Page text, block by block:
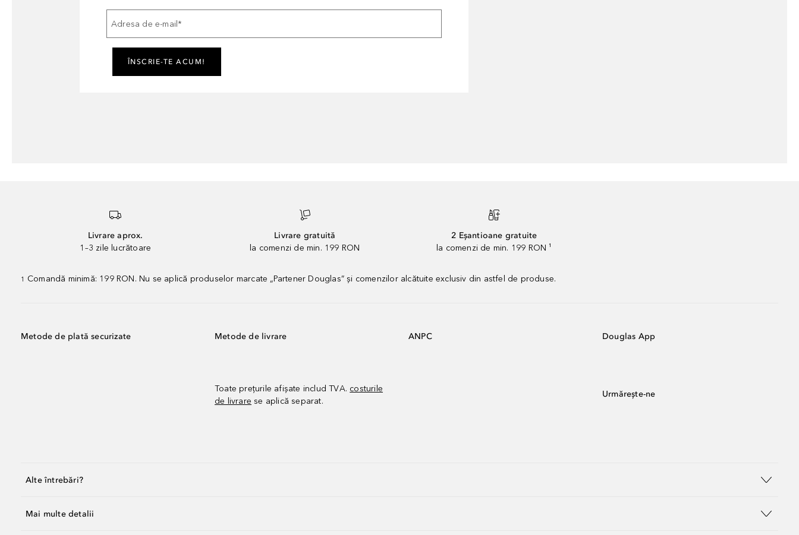
Adresa de e-mail *
ÎNSCRIE-TE ACUM!
Livrare aprox.
1–3 zile lucrătoare
Livrare gratuită
la comenzi de min. 199 RON
2 Eșantioane gratuite
la comenzi de min. 199 RON ¹
1 Comandă minimă: 199 RON. Nu se aplică produselor marcate „Partener Douglas” și comenzilor alcătuite exclusiv din astfel de produse.
Metode de plată securizate Metode de livrare
Toate prețurile afișate includ TVA. costurile
de livrare se aplică separat.
ANPC Douglas App
Urmărește-ne
Alte întrebări?
Mai multe detalii